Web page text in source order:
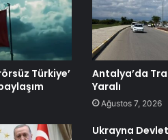
Türkiye’
Antalya’da
Yaralı
Ağustos 7, 2026
Ukrayna